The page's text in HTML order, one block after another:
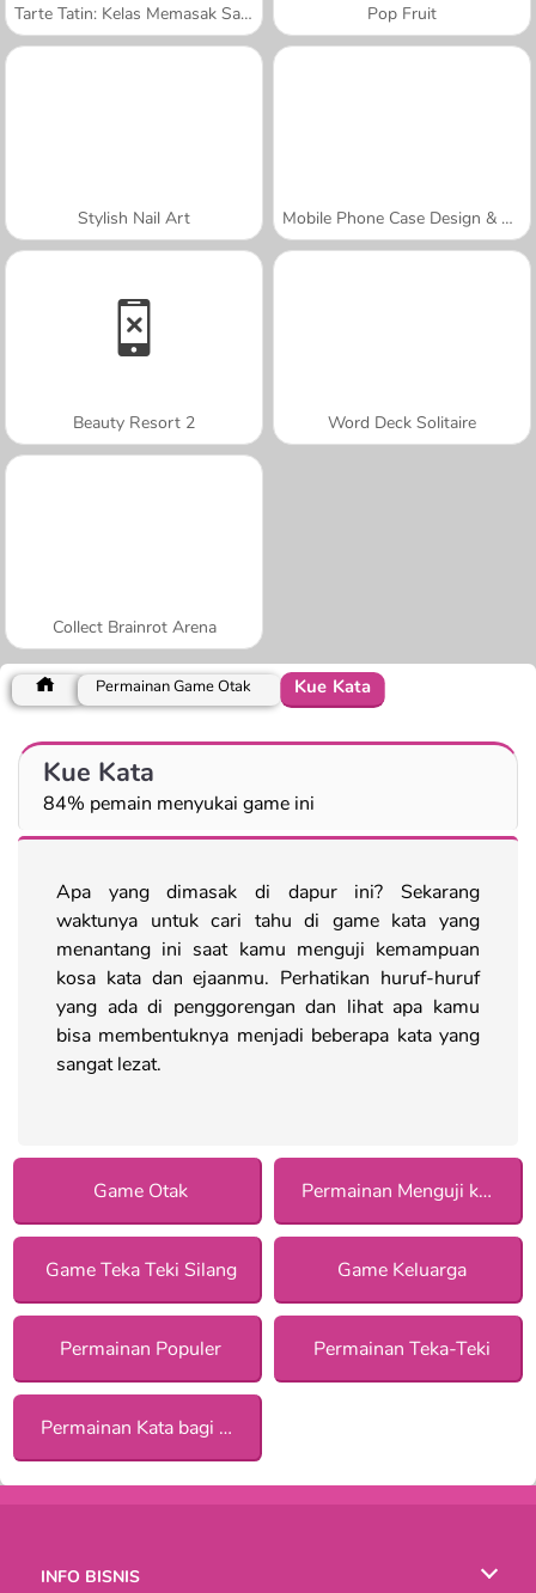
Tarte Tatin: Kelas Memasak Sara Pop Fruit
Stylish Nail Art Mobile Phone Case Design & DIY
Beauty Resort 2 Word Deck Solitaire
Collect Brainrot Arena
Permainan Game Otak Kue Kata
Kue Kata
84% pemain menyukai game ini
Apa yang dimasak di dapur ini? Sekarang
waktunya untuk cari tahu di game kata yang
menantang ini saat kamu menguji kemampuan
kosa kata dan ejaanmu. Perhatikan huruf-huruf
yang ada di penggorengan dan lihat apa kamu
bisa membentuknya menjadi beberapa kata yang
sangat lezat.
Game Otak Permainan Menguji konsentrasi
Game Teka Teki Silang Game Keluarga
Permainan Populer Permainan Teka-Teki
Permainan Kata bagi Anak Perempuan
INFO BISNIS